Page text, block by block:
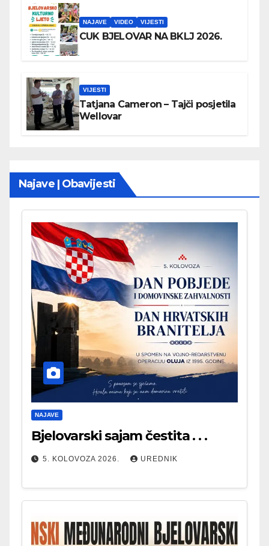
NAJAVE VIDEO VIJESTI
CUK BJELOVAR NA BKLJ 2026.
VIJESTI
Tatjana Cameron – Tajči posjetila
Wellovar
Najave | Obavijesti
NAJAVE
Bjelovarski sajam čestita . . .
5. KOLOVOZA 2026. UREDNIK